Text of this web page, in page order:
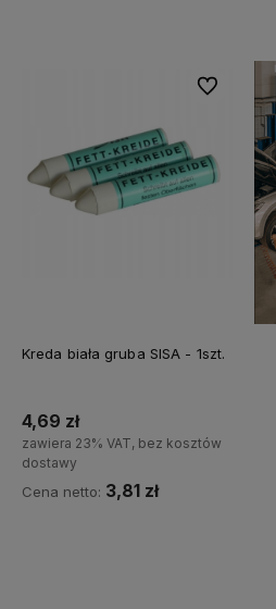
Kreda biała gruba SISA - 1szt.
4,69 zł
zawiera 23% VAT, bez kosztów
dostawy
Cena netto: 3,81 zł
Do